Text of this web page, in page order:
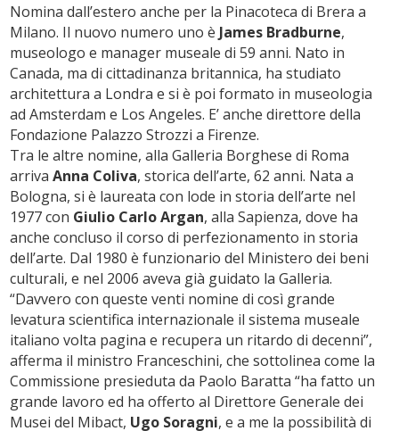
Nomina dall’estero anche per la Pinacoteca di Brera a
Milano. Il nuovo numero uno è James Bradburne,
museologo e manager museale di 59 anni. Nato in
Canada, ma di cittadinanza britannica, ha studiato
architettura a Londra e si è poi formato in museologia
ad Amsterdam e Los Angeles. E’ anche direttore della
Fondazione Palazzo Strozzi a Firenze.
Tra le altre nomine, alla Galleria Borghese di Roma
arrivaAnna Coliva, storica dell’arte, 62 anni. Nata a
Bologna, si è laureata con lode in storia dell’arte nel
1977 con Giulio Carlo Argan, alla Sapienza, dove ha
anche concluso il corso di perfezionamento in storia
dell’arte. Dal 1980 è funzionario del Ministero dei beni
culturali, e nel 2006 aveva già guidato la Galleria.
“Davvero con queste venti nomine di così grande
levatura scientifica internazionale il sistema museale
italiano volta pagina e recupera un ritardo di decenni”,
afferma il ministro Franceschini, che sottolinea come la
Commissione presieduta da Paolo Baratta “ha fatto un
grande lavoro ed ha offerto al Direttore Generale dei
Musei del Mibact, Ugo Soragni, e a me la possibilità di